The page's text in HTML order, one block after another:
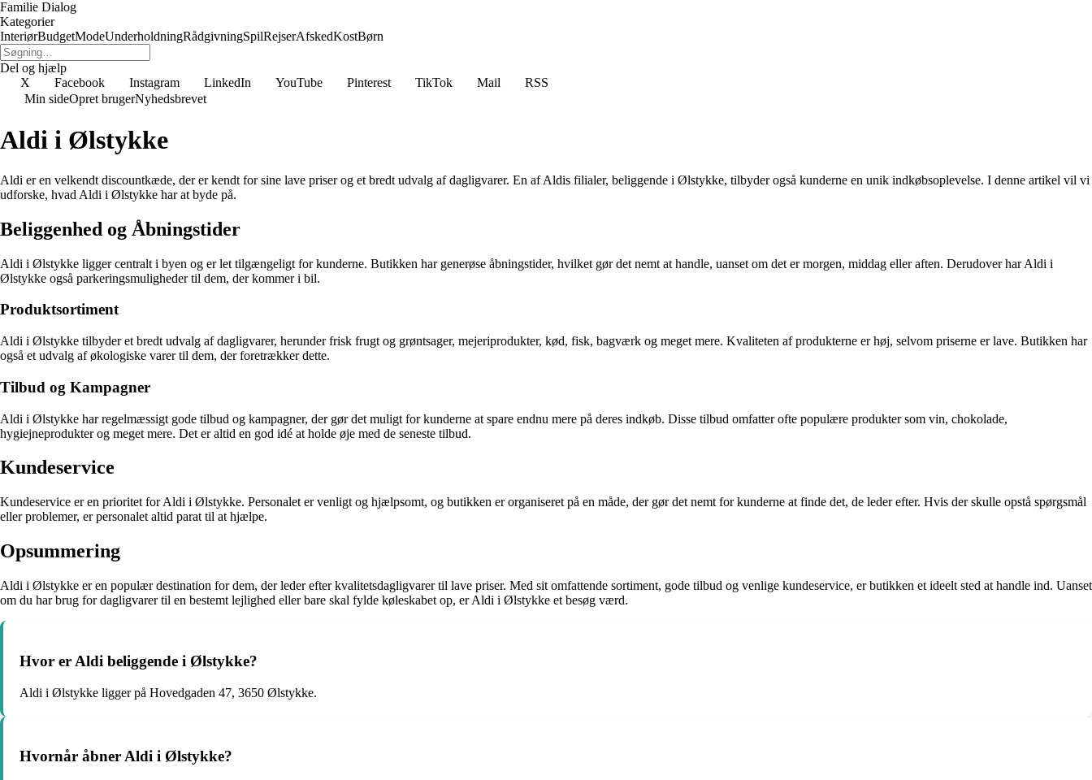
Familie Dialog
Kategorier
InteriørBudgetModeUnderholdningRådgivningSpilRejserAfskedKostBørn
Del og hjælp
X
Facebook Instagram LinkedIn YouTube Pinterest TikTok Mail
RSS
Min sideOpret brugerNyhedsbrevet
Aldi i Ølstykke
Aldi er en velkendt discountkæde, der er kendt for sine lave priser og et bredt udvalg af dagligvarer. En af Aldis filialer, beliggende i Ølstykke, tilbyder også kunderne en unik indkøbsoplevelse. I denne artikel vil vi
udforske, hvad Aldi i Ølstykke har at byde på.
Beliggenhed og Åbningstider
Aldi i Ølstykke ligger centralt i byen og er let tilgængeligt for kunderne. Butikken har generøse åbningstider, hvilket gør det nemt at handle, uanset om det er morgen, middag eller aften. Derudover har Aldi i
Ølstykke også parkeringsmuligheder til dem, der kommer i bil.
Produktsortiment
Aldi i Ølstykke tilbyder et bredt udvalg af dagligvarer, herunder frisk frugt og grøntsager, mejeriprodukter, kød, fisk, bagværk og meget mere. Kvaliteten af produkterne er høj, selvom priserne er lave. Butikken har
også et udvalg af økologiske varer til dem, der foretrækker dette.
Tilbud og Kampagner
Aldi i Ølstykke har regelmæssigt gode tilbud og kampagner, der gør det muligt for kunderne at spare endnu mere på deres indkøb. Disse tilbud omfatter ofte populære produkter som vin, chokolade,
hygiejneprodukter og meget mere. Det er altid en god idé at holde øje med de seneste tilbud.
Kundeservice
Kundeservice er en prioritet for Aldi i Ølstykke. Personalet er venligt og hjælpsomt, og butikken er organiseret på en måde, der gør det nemt for kunderne at finde det, de leder efter. Hvis der skulle opstå spørgsmål
eller problemer, er personalet altid parat til at hjælpe.
Opsummering
Aldi i Ølstykke er en populær destination for dem, der leder efter kvalitetsdagligvarer til lave priser. Med sit omfattende sortiment, gode tilbud og venlige kundeservice, er butikken et ideelt sted at handle ind. Uanset
om du har brug for dagligvarer til en bestemt lejlighed eller bare skal fylde køleskabet op, er Aldi i Ølstykke et besøg værd.
Hvor er Aldi beliggende i Ølstykke?
Aldi i Ølstykke ligger på Hovedgaden 47, 3650 Ølstykke.
Hvornår åbner Aldi i Ølstykke?